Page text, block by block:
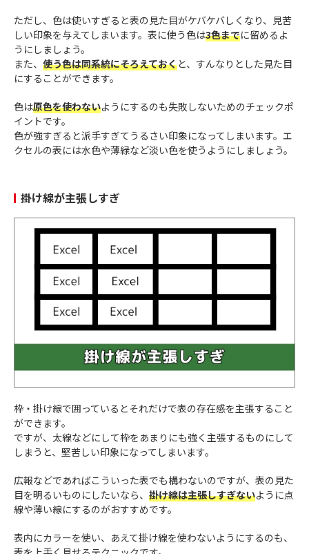
ただし、色は使いすぎると表の見た目がケバケバしくなり、見苦
しい印象を与えてしまいます。表に使う色は3色までに留めるよ
うにしましょう。
また、 使う色は同系統にそろえておくと、すんなりとした見た目
にすることができます。
色は原色を使わないようにするのも失敗しないためのチェックポ
イントです。
色が強すぎると派手すぎてうるさい印象になってしまいます。エ
クセルの表には水色や薄緑など淡い色を使うようにしましょう。
掛け線が主張しすぎ
枠・掛け線で囲っているとそれだけで表の存在感を主張すること
ができます。
ですが、太線などにして枠をあまりにも強く主張するものにして
しまうと、堅苦しい印象になってしまいます。
広報などであればこういった表でも構わないのですが、表の見た
目を明るいものにしたいなら、 掛け線は主張しすぎないように点
線や薄い線にするのがおすすめです。
表内にカラーを使い、あえて掛け線を使わないようにするのも、